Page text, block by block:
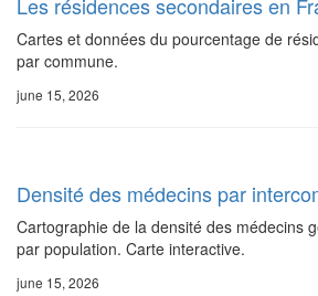
Les résidences secondaires en
Cartes et données du pourcentage de
par commune.
june 15, 2026
Densité des médecins par
Cartographie de la densité des médecins
par population. Carte interactive.
june 15, 2026